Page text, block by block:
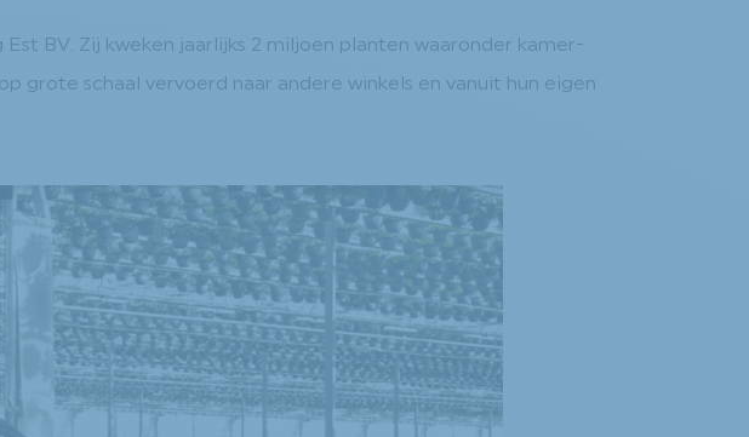
BV. Zij kweken jaarlijks 2 miljoen planten waaronder kamer-
grote schaal vervoerd naar andere winkels en vanuit hun eigen